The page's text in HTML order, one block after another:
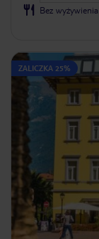
Bez wyżywienia
ZALICZKA 25%